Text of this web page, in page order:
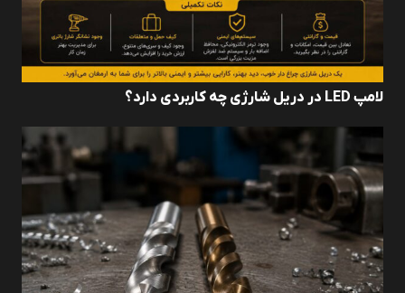
لامپ LED در دریل شارژی چه کاربردی دارد؟